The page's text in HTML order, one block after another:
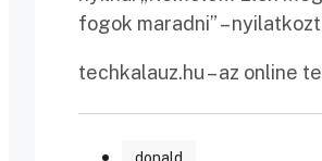
fogok maradni” –
techkalauz.hu – az online